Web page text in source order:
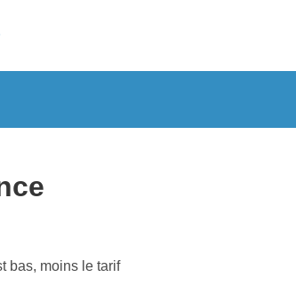
bas, moins le tarif